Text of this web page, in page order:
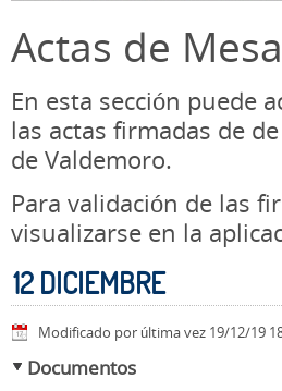
Actas de
En esta sección puede
las actas firmadas de
de Valdemoro.
Para validación de las
visualizarse en la
12 DICIEMBRE
Modificado por última vez 19/12/19
Documentos